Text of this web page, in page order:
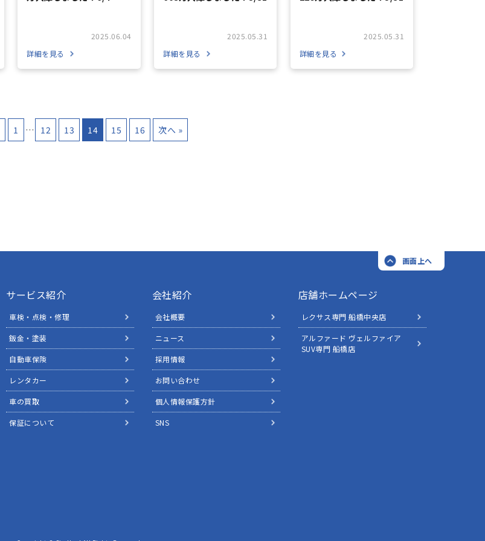
2025.06.04
詳細を見る
2025.05.31
詳細を見る
2025.05.31
詳細を見る
1 … 12 13 14 15 16 次へ »
画面上へ
サービス紹介
車検・点検・修理
鈑金・塗装
自動車保険
レンタカー
車の買取
保証について
会社紹介
会社概要
ニュース
採用情報
お問い合わせ
個人情報保護方針
SNS
店舗ホームページ
レクサス専門 船橋中央店
アルファード ヴェルファイア
SUV専門 船橋店